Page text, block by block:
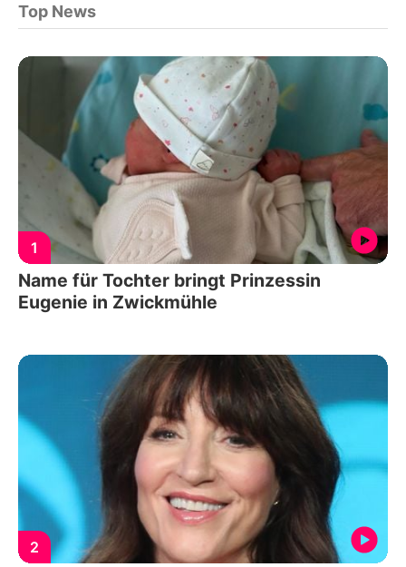
Top News
1
Name für Tochter bringt Prinzessin
Eugenie in Zwickmühle
2